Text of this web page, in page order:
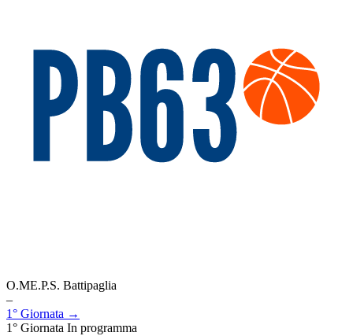
O.ME.P.S. Battipaglia
–
1° Giornata →
1° Giornata In programma